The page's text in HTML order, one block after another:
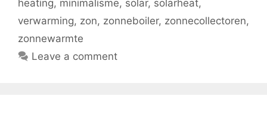
heating, minimalisme, solar, solarheat,
verwarming, zon, zonneboiler, zonnecollectoren,
zonnewarmte
Leave a comment